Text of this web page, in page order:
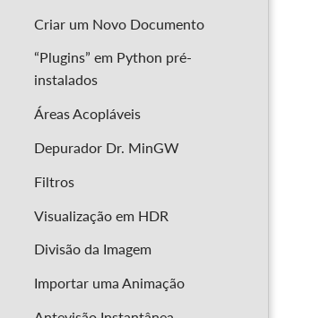
Criar um Novo Documento
“Plugins” em Python pré-
instalados
Áreas Acopláveis
Depurador Dr. MinGW
Filtros
Visualização em HDR
Divisão da Imagem
Importar uma Animação